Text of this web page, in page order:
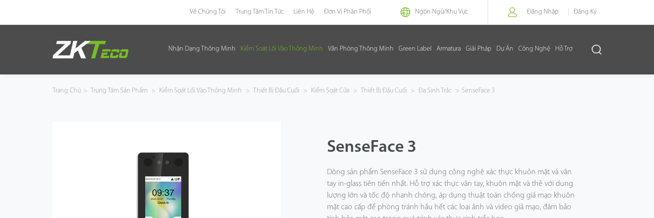
Về Chúng Tôi Trung Tâm Tin Tức Liên Hệ Đơn Vị Phân Phối Ngôn Ngữ/Khu Vực Đăng Nhập Đăng Ký
Nhận Dạng Thông Minh Kiểm Soát Lối Vào Thông Minh Văn Phòng Thông Minh Green Label Armatura Giải Pháp Dự Án Công Nghệ
Hỗ Trợ
Kiểm Soát Lối Vào Thông Minh
Trang Chủ > Trung Tâm Sản Phẩm > Kiểm Soát Lối Vào Thông Minh > Thiết Bị Đầu Cuối > Kiểm Soát Cửa > Thiết Bị Đầu Cuối > Đa Sinh Trắc > SenseFace 3
SenseFace 3
Dòng sản phẩm SenseFace 3 sử dụng công nghệ xác thực khuôn mặt và vân
tay in-glass tiên tiến nhất. Hỗ trợ xác thực vân tay, khuôn mặt và thẻ với dung
lượng lớn và tốc độ nhanh chóng, áp dụng thuật toán chống giả mạo khuôn
mặt cao cấp để phòng tránh hầu hết các loại ảnh và video giả mạo, đảm bảo